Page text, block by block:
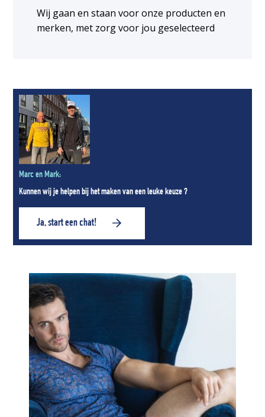
Wij gaan en staan voor onze producten en
merken, met zorg voor jou geselecteerd
Marc en Mark:
Kunnen wij je helpen bij het maken van een leuke keuze ?
Ja, start een chat!